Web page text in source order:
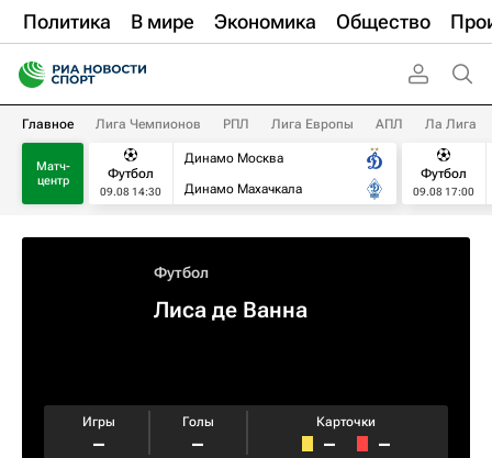
Политика В мире Экономика Общество
Главное Лига Чемпионов РПЛ Лига Европы АПЛ Ла Лига
Матч-
центр
Футбол
09.08 14:30
Динамо Москва
Динамо Махачкала
Футбол
09.08 17:00
Футбол
Лиса де Ванна
Игры
–
Голы
–
Карточки
– –